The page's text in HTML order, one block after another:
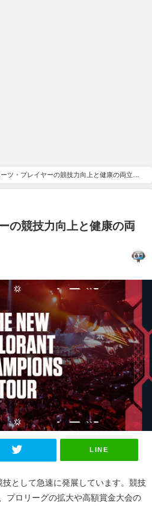
ツ・プレイヤーの競技力向上と健康の両立は
の競技力向上と健康の両
LINE
として急速に発展しています。競技
プロリーグの拡大や高額賞金大会の